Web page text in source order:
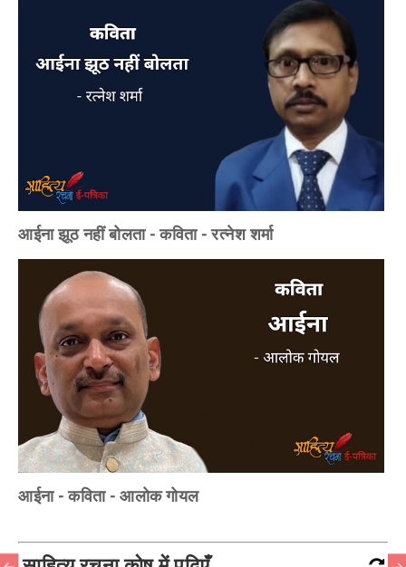
आईना झूठ नहीं बोलता - कविता - रत्नेश शर्मा
आईना - कविता - आलोक गोयल